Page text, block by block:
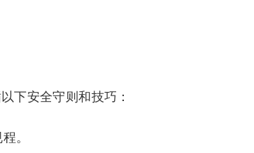
下安全守则和技巧：
。